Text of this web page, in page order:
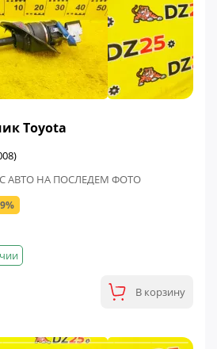
Toyota
АВТО НА ПОСЛЕДЕМ ФОТО
В корзину